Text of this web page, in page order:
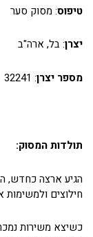
טיפוס: מסוק סער
יצרן: בל, ארה"ב
מספר יצרן: 32241
תולדות המסוק:
חילוצים ולמשימות
כשיצא משירות